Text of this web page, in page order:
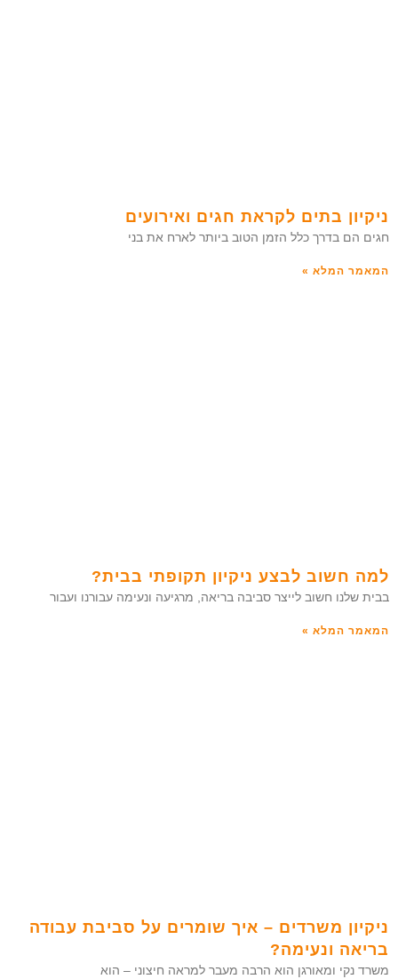
ניקיון בתים לקראת חגים ואירועים
חגים הם בדרך כלל הזמן הטוב ביותר לארח את בני
המאמר המלא »
למה חשוב לבצע ניקיון תקופתי בבית?
בבית שלנו חשוב לייצר סביבה בריאה, מרגיעה ונעימה עבורנו ועבור
המאמר המלא »
ניקיון משרדים – איך שומרים על סביבת עבודה
בריאה ונעימה?
משרד נקי ומאורגן הוא הרבה מעבר למראה חיצוני – הוא